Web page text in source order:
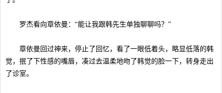
罗杰看向章依曼：“能让我跟韩先生单独聊聊吗？”
章依曼回过神来，停止了回忆，看了一眼低着头，略显低落的韩
觉，抿了下性感的嘴唇，凑过去温柔地吻了韩觉的脸一下，转身走出
了诊室。